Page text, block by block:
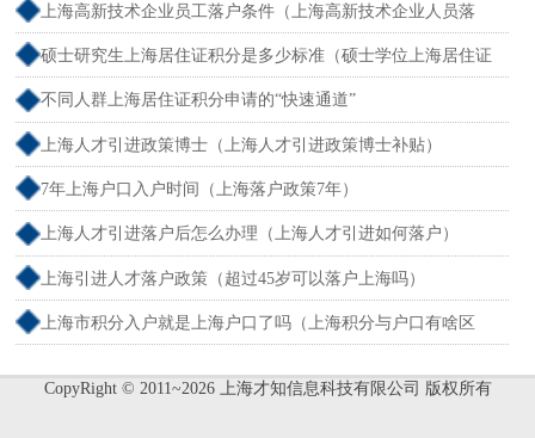
孩可以考上海大学吗）
上海高新技术企业员工落户条件（上海高新技术企业人员落
户）
硕士研究生上海居住证积分是多少标准（硕士学位上海居住证
积分）
不同人群上海居住证积分申请的“快速通道”
上海人才引进政策博士（上海人才引进政策博士补贴）
7年上海户口入户时间（上海落户政策7年）
上海人才引进落户后怎么办理（上海人才引进如何落户）
上海引进人才落户政策（超过45岁可以落户上海吗）
上海市积分入户就是上海户口了吗（上海积分与户口有啥区
CopyRight © 2011~2026 上海才知信息科技有限公司 版权所有